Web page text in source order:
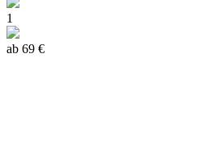
1
ab 69 €